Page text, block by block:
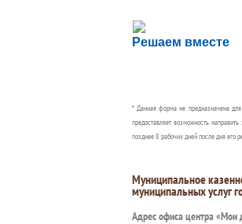
Решаем вместе
Сложности с
Сообщите об этом
* Данная форма не предназначена
предоставляет возможность
позднее 8 рабочих дней после дня его
Муниципальное
муниципальных услуг
Адрес офиса центра «Мои